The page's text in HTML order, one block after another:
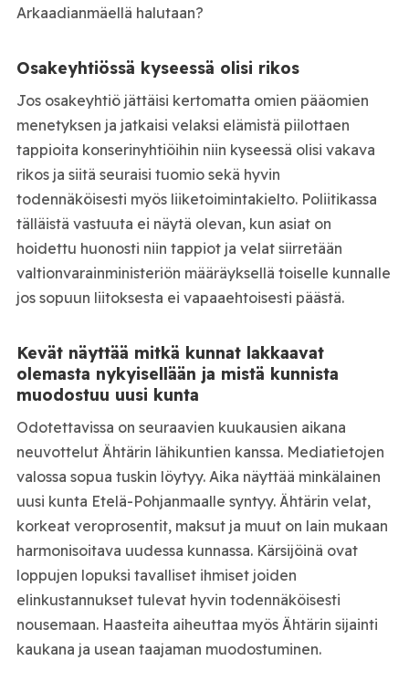
Arkaadianmäellä halutaan?
Osakeyhtiössä kyseessä olisi rikos
Jos osakeyhtiö jättäisi kertomatta omien pääomien
menetyksen ja jatkaisi velaksi elämistä piilottaen
tappioita konserinyhtiöihin niin kyseessä olisi vakava
rikos ja siitä seuraisi tuomio sekä hyvin
todennäköisesti myös liiketoimintakielto. Poliitikassa
tälläistä vastuuta ei näytä olevan, kun asiat on
hoidettu huonosti niin tappiot ja velat siirretään
valtionvarainministeriön määräyksellä toiselle kunnalle
jos sopuun liitoksesta ei vapaaehtoisesti päästä.
Kevät näyttää mitkä kunnat lakkaavat
olemasta nykyisellään ja mistä kunnista
muodostuu uusi kunta
Odotettavissa on seuraavien kuukausien aikana
neuvottelut Ähtärin lähikuntien kanssa. Mediatietojen
valossa sopua tuskin löytyy. Aika näyttää minkälainen
uusi kunta Etelä-Pohjanmaalle syntyy. Ähtärin velat,
korkeat veroprosentit, maksut ja muut on lain mukaan
harmonisoitava uudessa kunnassa. Kärsijöinä ovat
loppujen lopuksi tavalliset ihmiset joiden
elinkustannukset tulevat hyvin todennäköisesti
nousemaan. Haasteita aiheuttaa myös Ähtärin sijainti
kaukana ja usean taajaman muodostuminen.